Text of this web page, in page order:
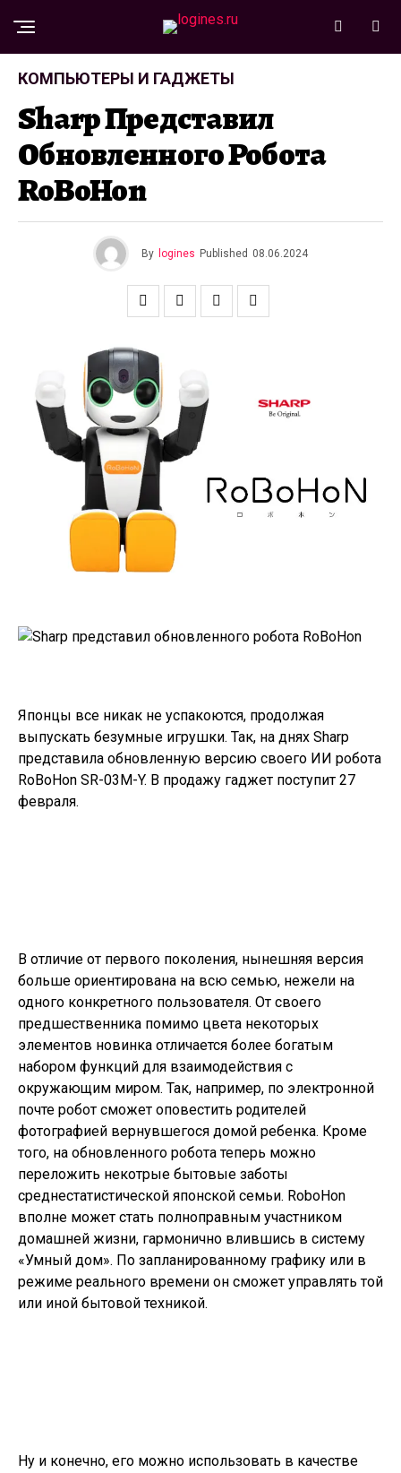
КОМПЬЮТЕРЫ И ГАДЖЕТЫ
Sharp Представил
Обновленного Робота
RoBoHon
By logines Published 08.06.2024
Японцы все никак не успакоются, продолжая
выпускать безумные игрушки. Так, на днях Sharp
представила обновленную версию своего ИИ робота
RoBoHon SR-03M-Y. В продажу гаджет поступит 27
февраля.
В отличие от первого поколения, нынешняя версия
больше ориентирована на всю семью, нежели на
одного конкретного пользователя. От своего
предшественника помимо цвета некоторых
элементов новинка отличается более богатым
набором функций для взаимодействия с
окружающим миром. Так, например, по электронной
почте робот сможет оповестить родителей
фотографией вернувшегося домой ребенка. Кроме
того, на обновленного робота теперь можно
переложить некотрые бытовые заботы
среднестатистической японской семьи. RoboHon
вполне может стать полноправным участником
домашней жизни, гармонично влившись в систему
«Умный дом». По запланированному графику или в
режиме реального времени он сможет управлять той
или иной бытовой техникой.
Ну и конечно, его можно использовать в качестве